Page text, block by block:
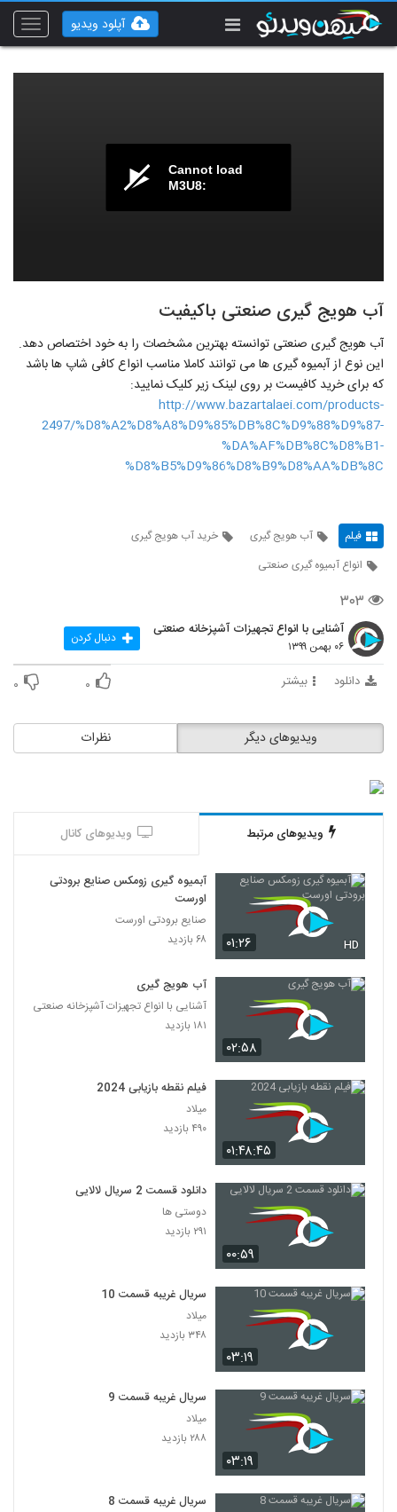
Toggle
آپلود ویدیو
Cannot load
M3U8:
آب هویج گیری صنعتی باکیفیت
آب هویج گیری صنعتی توانسته بهترین مشخصات را به خود اختصاص دهد.
این نوع از آبمیوه گیری ها می توانند کاملا مناسب انواع کافی شاپ ها باشد
که برای خرید کافیست بر روی لینک زیر کلیک نمایید:
http://www.bazartalaei.com/products-
2497/%D8%A2%D8%A8%D9%85%DB%8C%D9%88%D9%87-
%DA%AF%DB%8C%D8%B1-
%D8%B5%D9%86%D8%B9%D8%AA%DB%8C
فیلم آب هویج گیری
خرید آب هویج گیری
انواع آبمیوه گیری صنعتی
۳۰۳
آشنایی با انواع تجهیزات آشپزخانه صنعتی
۰۶ بهمن ۱۳۹۹ دنبال کردن
دانلود بیشتر ۰ ۰
نظرات ویدیوهای دیگر
ویدیوهای مرتبط ویدیوهای کانال
۰۱:۲۶ HD
آبمیوه گیری زومکس صنایع برودتی
اورست
صنایع برودتی اورست
۶۸ بازدید
۰۲:۵۸
آب هویج گیری
آشنایی با انواع تجهیزات آشپزخانه صنعتی
۱۸۱ بازدید
۰۱:۴۸:۴۵
فیلم نقطه بازیابی 2024
میلاد
۴۹۰ بازدید
۰۰:۵۹
دانلود قسمت 2 سریال لالایی
دوستی ها
۲۹۱ بازدید
۰۳:۱۹
سریال غریبه قسمت 10
میلاد
۳۴۸ بازدید
۰۳:۱۹
سریال غریبه قسمت 9
میلاد
۲۸۸ بازدید
سریال غریبه قسمت 8